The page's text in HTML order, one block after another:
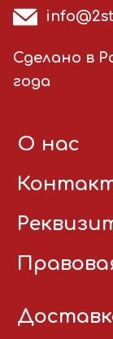
Сделано в
года
О нас